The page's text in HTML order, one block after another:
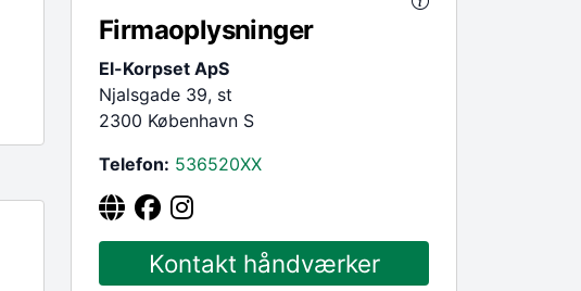
Firmaoplysninger
El-Korpset ApS
Njalsgade 39, st
2300 København S
Telefon: 536520XX
Kontakt håndværker